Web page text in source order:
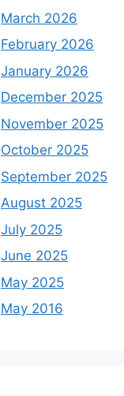
March 2026
February 2026
January 2026
December 2025
November 2025
October 2025
September 2025
August 2025
July 2025
June 2025
May 2025
May 2016